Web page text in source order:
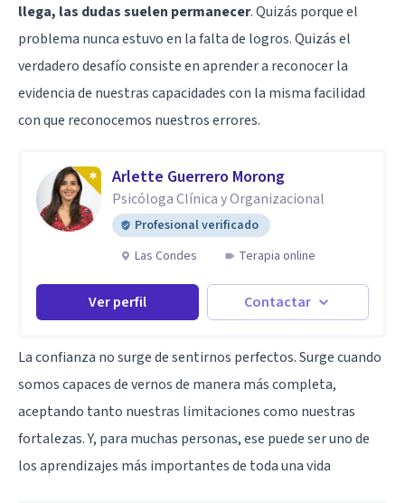
llega, las dudas suelen permanecer. Quizás porque el
problema nunca estuvo en la falta de logros. Quizás el
verdadero desafío consiste en aprender a reconocer la
evidencia de nuestras capacidades con la misma facilidad
con que reconocemos nuestros errores.
Arlette Guerrero Morong
Psicóloga Clínica y Organizacional
Profesional verificado
Las Condes
Terapia online
Ver perfil Contactar
La confianza no surge de sentirnos perfectos. Surge cuando
somos capaces de vernos de manera más completa,
aceptando tanto nuestras limitaciones como nuestras
fortalezas. Y, para muchas personas, ese puede ser uno de
los aprendizajes más importantes de toda una vida